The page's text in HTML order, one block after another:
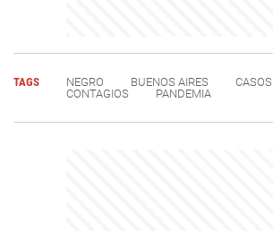
TAGS NEGRO BUENOS AIRES CASOS
CONTAGIOS
PANDEMIA